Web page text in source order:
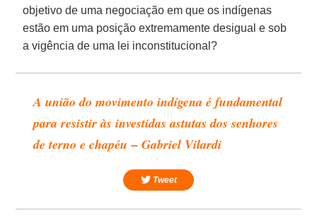
objetivo de uma negociação em que os indígenas
estão em uma posição extremamente desigual e sob
a vigência de uma lei inconstitucional?
A união do movimento indígena é fundamental
para resistir às investidas astutas dos senhores
de terno e chapéu – Gabriel Vilardi
Tweet